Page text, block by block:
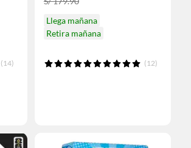
(14)
Llega mañana
Retira mañana
(12)